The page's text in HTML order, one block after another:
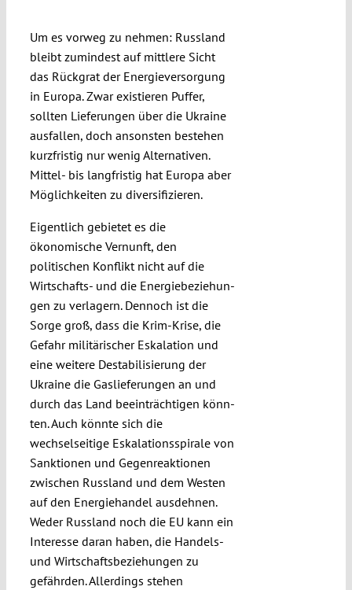
Funding
Projects
Um es vorweg zu nehmen: Russland
bleibt zumindest auf mittlere Sicht
das Rückgrat der Energieversorgung
in Europa. Zwar existieren Puffer,
sollten Lieferungen über die Ukraine
ausfallen, doch ansonsten bestehen
kurzfristig nur wenig Alternativen.
Mittel- bis langfristig hat Europa aber
Möglichkeiten zu diversifizieren.
Eigentlich gebietet es die
ökonomische Vernunft, den
politischen Konflikt nicht auf die
Wirtschafts- und die Energiebeziehun­
gen zu verlagern. Dennoch ist die
Sorge groß, dass die Krim-Krise, die
Gefahr militärischer Eskalation und
eine weitere Destabilisierung der
Ukraine die Gaslieferungen an und
durch das Land be­einträchtigen könn­
ten. Auch könnte sich die
wechselseitige Eskalationsspirale von
Sanktionen und Gegenreaktionen
zwi­schen Russland und dem Westen
auf den Energiehandel aus­dehnen.
Weder Russland noch die EU kann ein
Interesse daran haben, die Handels-
und Wirtschaftsbeziehungen zu
gefährden. Aller­dings stehen